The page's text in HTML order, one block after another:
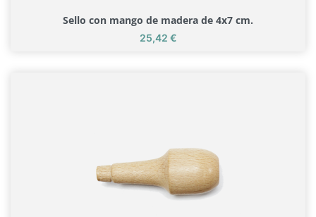
Sello con mango de madera de 4x7 cm.
Precio
25,42 €